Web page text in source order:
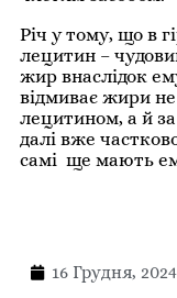
Річ у тому, що в
лецитин –
жир внаслідок
відмиває жири
лецитином, а й
далі вже
самі ще мають
16 Грудня, 2024